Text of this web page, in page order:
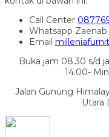
Call Center
Whatsapp Zaenab
Email
Buka jam 08.30 s/d
14.00-
Jalan Gunung
Utara